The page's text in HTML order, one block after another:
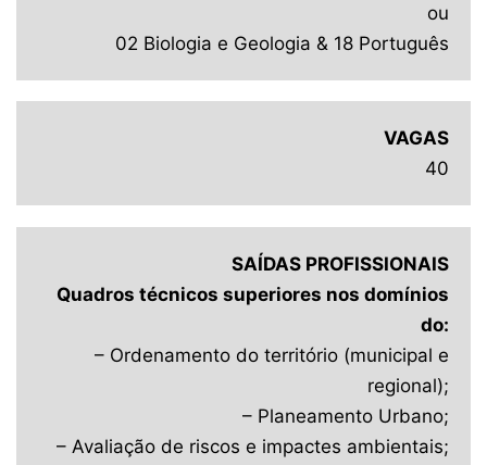
ou
02 Biologia e Geologia & 18 Português
VAGAS
40
SAÍDAS PROFISSIONAIS
Quadros técnicos superiores nos domínios
do:
– Ordenamento do território (municipal e
regional);
– Planeamento Urbano;
– Avaliação de riscos e impactes ambientais;